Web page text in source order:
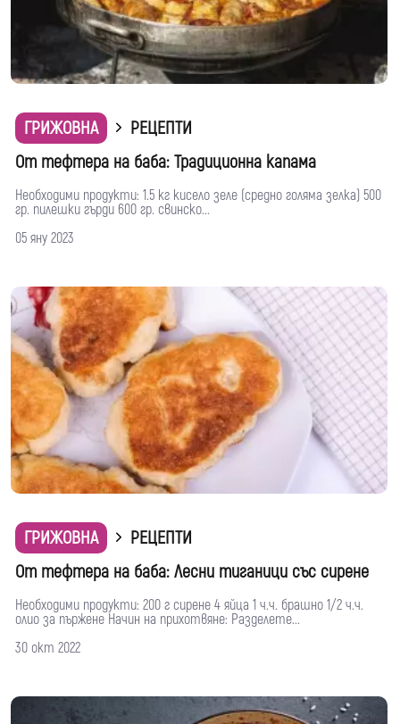
ГРИЖОВНА
РЕЦЕПТИ
От тефтера на баба: Традиционна капама
Необходими продукти: 1.5 кг кисело зеле (средно голяма зелка) 500
гр. пилешки гърди 600 гр. свинско...
05 яну 2023
ГРИЖОВНА
РЕЦЕПТИ
От тефтера на баба: Лесни тиганици със сирене
Необходими продукти: 200 г сирене 4 яйца 1 ч.ч. брашно 1/2 ч.ч.
олио за пържене Начин на прихотвяне: Разделете...
30 окт 2022